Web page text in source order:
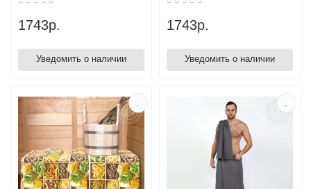
1743р.
Уведомить о наличии
1743р.
Уведомить о наличии